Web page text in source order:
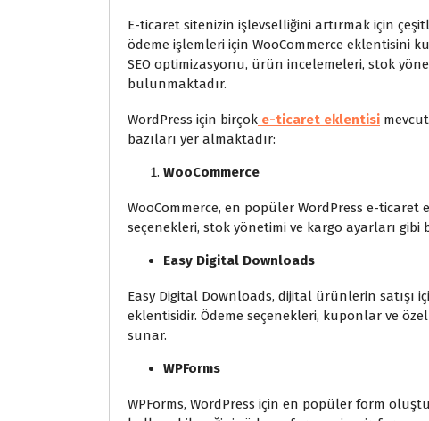
E-ticaret sitenizin işlevselliğini artırmak için
ödeme işlemleri için WooCommerce eklentisini
SEO optimizasyonu, ürün incelemeleri, stok
bulunmaktadır.
WordPress için birçok e-ticaret eklentisi
bazıları yer almaktadır:
WooCommerce
WooCommerce, en popüler WordPress e-
seçenekleri, stok yönetimi ve kargo ayarları gibi
Easy Digital Downloads
Easy Digital Downloads, dijital ürünlerin satışı
eklentisidir. Ödeme seçenekleri, kuponlar ve
sunar.
WPForms
WPForms, WordPress için en popüler form